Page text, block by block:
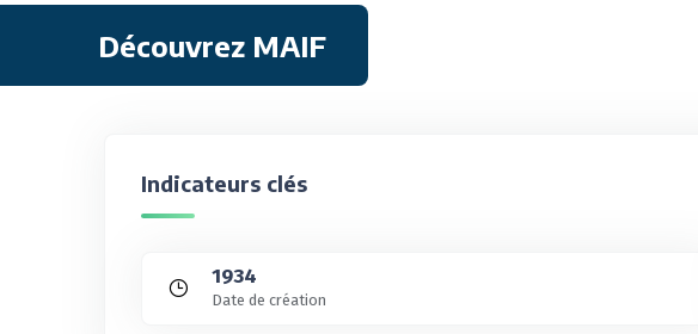
Découvrez MAIF
Indicateurs clés
1934
Date de création